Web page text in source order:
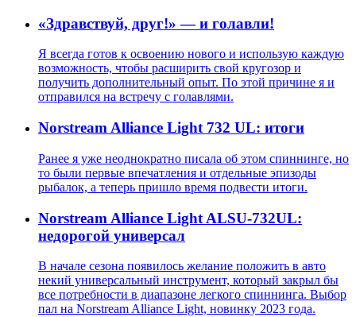
«Здравствуй, друг!» — и голавли!
Я всегда готов к освоению нового и использую каждую
возможность, чтобы расширить свой кругозор и
получить дополнительный опыт. По этой причине я и
отправился на встречу с голавлями.
Norstream Alliance Light 732 UL: итоги
Ранее я уже неоднократно писала об этом спиннинге, но
то были первые впечатления и отдельные эпизоды
рыбалок, а теперь пришло время подвести итоги.
Norstream Alliance Light ALSU-732UL:
недорогой универсал
В начале сезона появилось желание положить в авто
некий универсальный инструмент, который закрыл бы
все потребности в диапазоне легкого спиннинга. Выбор
пал на Norstream Alliance Light, новинку 2023 года.